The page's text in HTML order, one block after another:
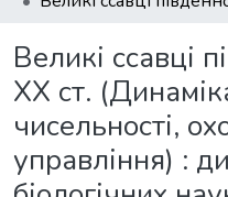
Великі ссавці
ХХ ст.
чисельності,
управління) :